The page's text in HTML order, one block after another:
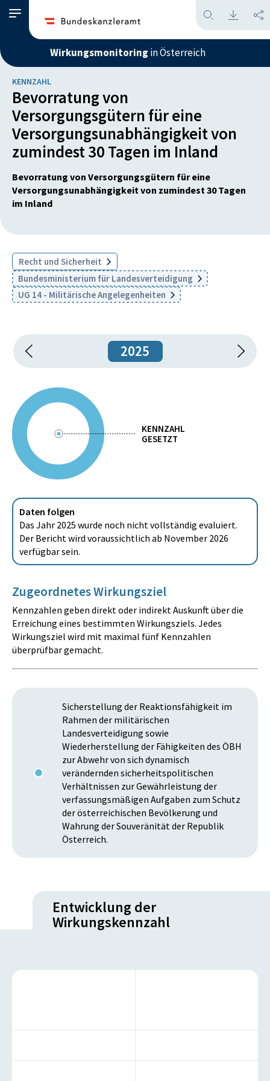
Wirkungsmonitoring in Österreich
KENNZAHL
Bevorratung von
Versorgungsgütern für eine
Versorgungsunabhängigkeit von
zumindest 30 Tagen im Inland
Bevorratung von Versorgungsgütern für eine
Versorgungsunabhängigkeit von zumindest 30 Tagen
im Inland
Recht und Sicherheit
Bundesministerium für Landesverteidigung
UG 14 - Militärische Angelegenheiten
2025
KENNZAHL
GESETZT
Daten folgen
Das Jahr 2025 wurde noch nicht vollständig evaluiert.
Der Bericht wird voraussichtlich ab November 2026
verfügbar sein.
Zugeordnetes Wirkungsziel
Kennzahlen geben direkt oder indirekt Auskunft über die
Erreichung eines bestimmten Wirkungsziels. Jedes
Wirkungsziel wird mit maximal fünf Kennzahlen
überprüfbar gemacht.
Sicherstellung der Reaktionsfähigkeit im
Rahmen der militärischen
Landesverteidigung sowie
Wiederherstellung der Fähigkeiten des ÖBH
zur Abwehr von sich dynamisch
verändernden sicherheitspolitischen
Verhältnissen zur Gewährleistung der
verfassungsmäßigen Aufgaben zum Schutz
der österreichischen Bevölkerung und
Wahrung der Souveränität der Republik
Österreich.
Entwicklung der
Wirkungskennzahl